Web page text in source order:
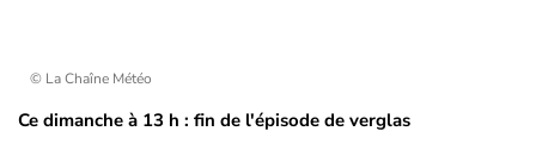
© La Chaîne Météo
Ce dimanche à 13 h : fin de l'épisode de verglas